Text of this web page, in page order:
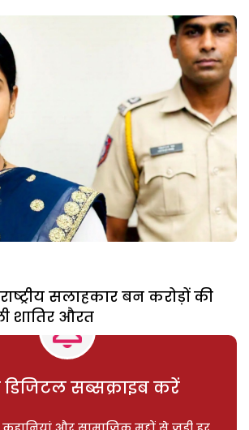
सलाहकार बन करोड़ों की
शातिर औरत
डिजिटल सब्सक्राइब करें